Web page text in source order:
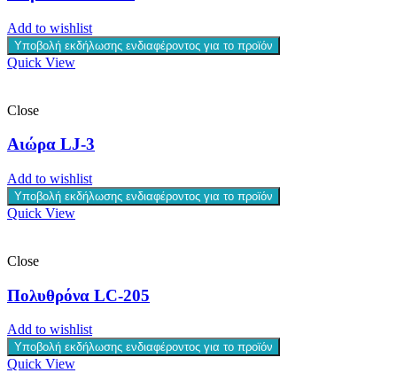
Add to wishlist
Υποβολή εκδήλωσης ενδιαφέροντος για το προϊόν
Quick View
Close
Αιώρα LJ-3
Add to wishlist
Υποβολή εκδήλωσης ενδιαφέροντος για το προϊόν
Quick View
Close
Πολυθρόνα LC-205
Add to wishlist
Υποβολή εκδήλωσης ενδιαφέροντος για το προϊόν
Quick View